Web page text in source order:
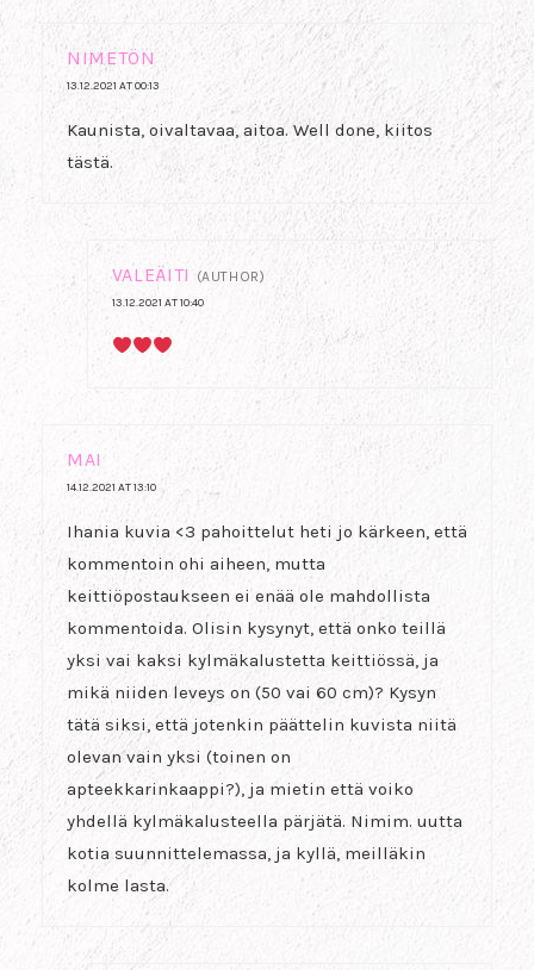
NIMETÖN
13.12.2021 AT 00:13
Kaunista, oivaltavaa, aitoa. Well done, kiitos
tästä.
VALEÄITI (AUTHOR)
13.12.2021 AT 10:40
MAI
14.12.2021 AT 13:10
Ihania kuvia <3 pahoittelut heti jo kärkeen, että
kommentoin ohi aiheen, mutta
keittiöpostaukseen ei enää ole mahdollista
kommentoida. Olisin kysynyt, että onko teillä
yksi vai kaksi kylmäkalustetta keittiössä, ja
mikä niiden leveys on (50 vai 60 cm)? Kysyn
tätä siksi, että jotenkin päättelin kuvista niitä
olevan vain yksi (toinen on
apteekkarinkaappi?), ja mietin että voiko
yhdellä kylmäkalusteella pärjätä. Nimim. uutta
kotia suunnittelemassa, ja kyllä, meilläkin
kolme lasta.